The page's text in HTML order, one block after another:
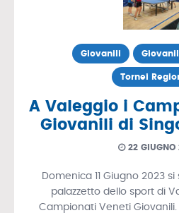
Giovanili
Tornei
A Valeggio i
Giovanili di
22 GIUGNO
Domenica 11 Giugno 2023
palazzetto dello sport di
Campionati Veneti